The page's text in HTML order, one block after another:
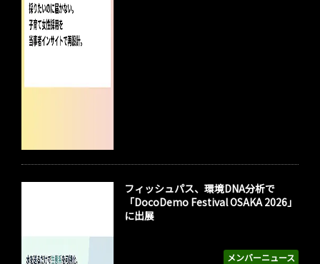
メンバーニュース
フィッシュパス、環境DNA分析で
「DocoDemo Festival OSAKA 2026」
に出展